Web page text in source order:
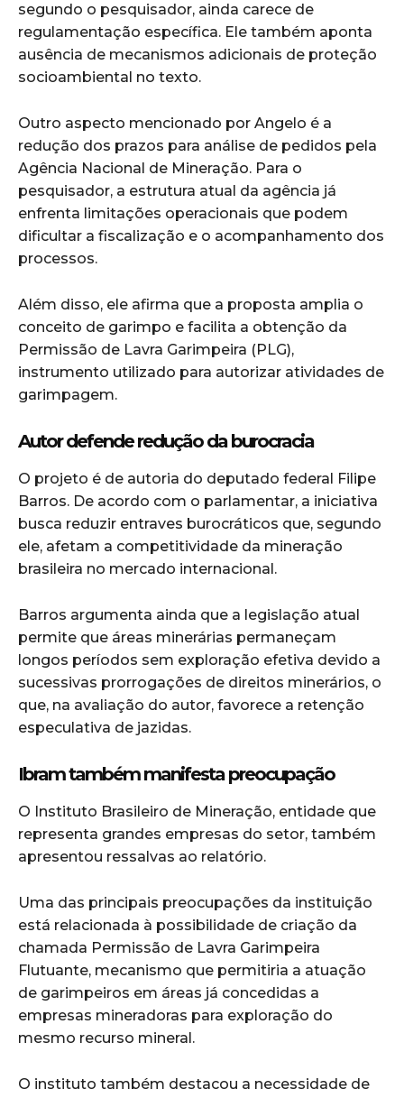
segundo o pesquisador, ainda carece de
regulamentação específica. Ele também aponta
ausência de mecanismos adicionais de proteção
socioambiental no texto.
Outro aspecto mencionado por Angelo é a
redução dos prazos para análise de pedidos pela
Agência Nacional de Mineração. Para o
pesquisador, a estrutura atual da agência já
enfrenta limitações operacionais que podem
dificultar a fiscalização e o acompanhamento dos
processos.
Além disso, ele afirma que a proposta amplia o
conceito de garimpo e facilita a obtenção da
Permissão de Lavra Garimpeira (PLG),
instrumento utilizado para autorizar atividades de
garimpagem.
Autor defende redução da burocracia
O projeto é de autoria do deputado federal Filipe
Barros. De acordo com o parlamentar, a iniciativa
busca reduzir entraves burocráticos que, segundo
ele, afetam a competitividade da mineração
brasileira no mercado internacional.
Barros argumenta ainda que a legislação atual
permite que áreas minerárias permaneçam
longos períodos sem exploração efetiva devido a
sucessivas prorrogações de direitos minerários, o
que, na avaliação do autor, favorece a retenção
especulativa de jazidas.
Ibram também manifesta preocupação
O Instituto Brasileiro de Mineração, entidade que
representa grandes empresas do setor, também
apresentou ressalvas ao relatório.
Uma das principais preocupações da instituição
está relacionada à possibilidade de criação da
chamada Permissão de Lavra Garimpeira
Flutuante, mecanismo que permitiria a atuação
de garimpeiros em áreas já concedidas a
empresas mineradoras para exploração do
mesmo recurso mineral.
O instituto também destacou a necessidade de